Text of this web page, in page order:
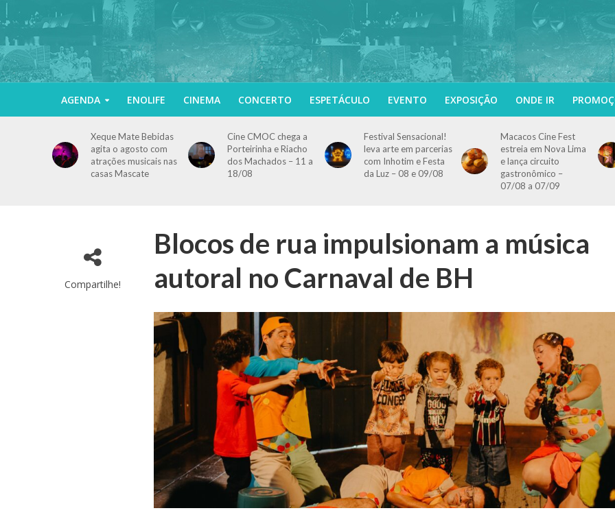
AGENDA ENOLIFE CINEMA CONCERTO ESPETÁCULO EVENTO EXPOSIÇÃO ONDE IR
Xeque Mate Bebidas
agita o agosto com
atrações musicais nas
casas Mascate
Cine CMOC chega a
Porteirinha e Riacho
dos Machados – 11 a
18/08
Festival Sensacional!
leva arte em parcerias
com Inhotim e Festa
da Luz – 08 e 09/08
Macacos Cine Fest
estreia em Nova Lima
e lança circuito
gastronômico –
07/08 a 07/09
Compartilhe!
Blocos de rua impulsionam a música
autoral no Carnaval de BH